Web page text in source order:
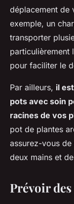
déplacement de
exemple, un
transporter
particulièrement
pour faciliter le
Par ailleurs, il
pots avec soin
racines de vos
pot de plantes
assurez-vous
deux mains et
Prévoir